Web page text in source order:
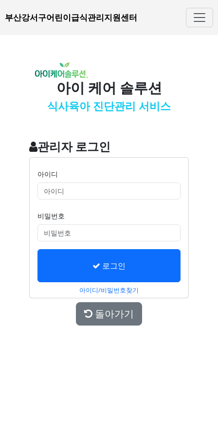
부산강서구어린이급식관리지원센터
아이 케어 솔루션
식사육아 진단관리 서비스
관리자 로그인
아이디
비밀번호
로그인
아이디/비밀번호찾기
돌아가기